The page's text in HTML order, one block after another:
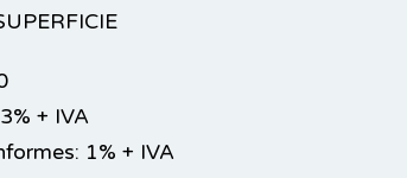
+ IVA
1% + IVA